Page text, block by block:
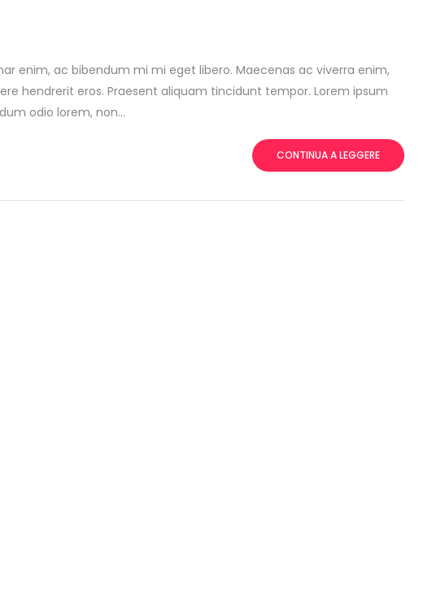
enim, ac bibendum mi mi eget libero. Maecenas ac viverra enim,
hendrerit eros. Praesent aliquam tincidunt tempor. Lorem ipsum
odio lorem, non...
CONTINUA A LEGGERE